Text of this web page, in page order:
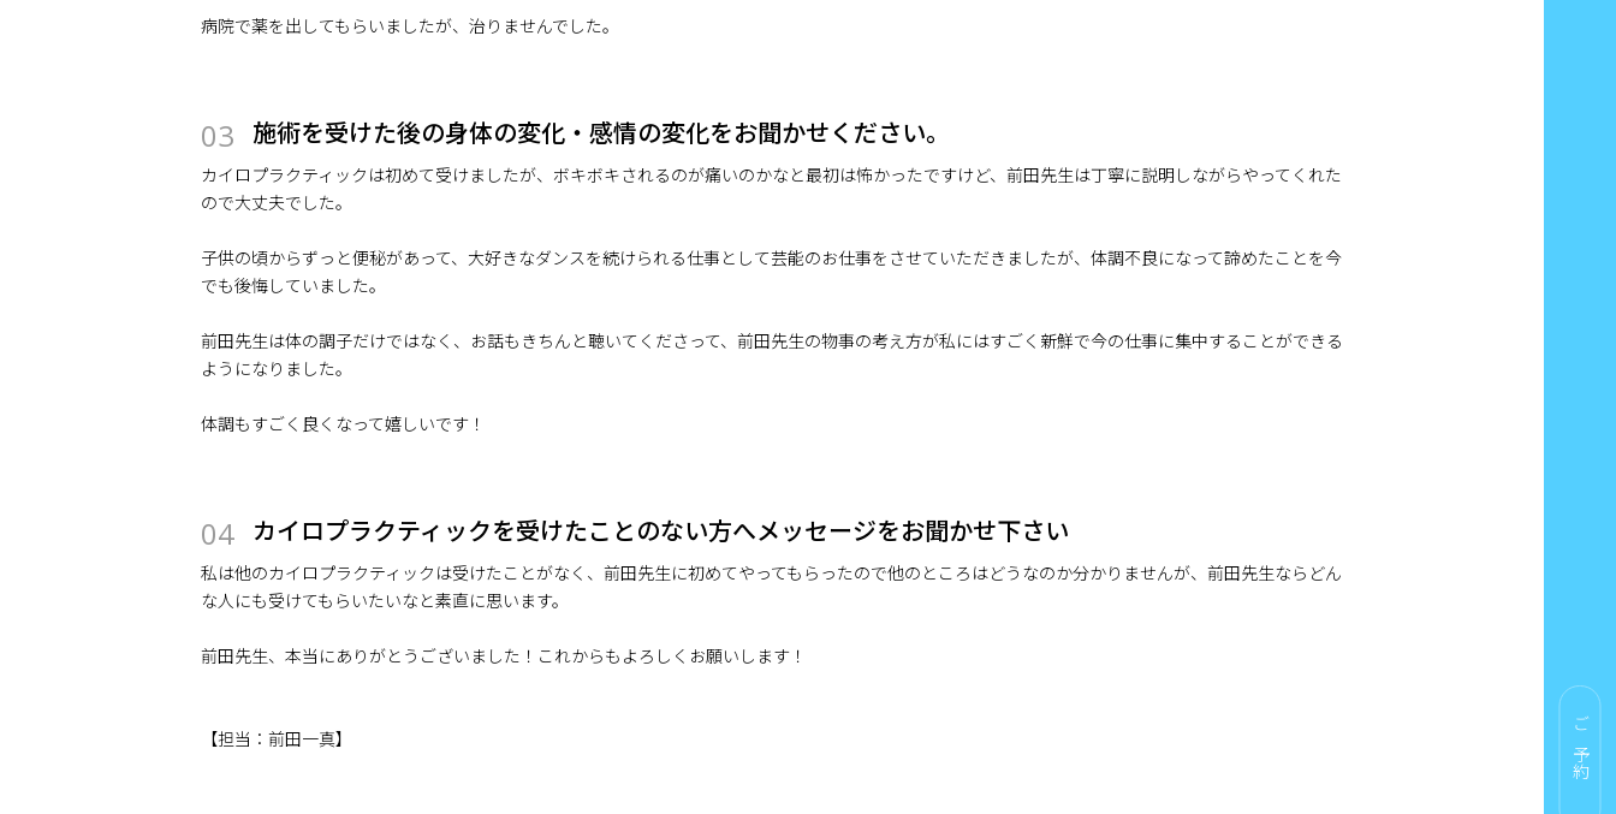
病院で薬を出してもらいましたが、治りませんでした。
03 施術を受けた後の身体の変化・感情の変化をお聞かせください。
カイロプラクティックは初めて受けましたが、ボキボキされるのが痛いのかなと最初は怖かったですけど、前田先生は丁寧に説明しながらやってくれた
ので大丈夫でした。
子供の頃からずっと便秘があって、大好きなダンスを続けられる仕事として芸能のお仕事をさせていただきましたが、体調不良になって諦めたことを今
でも後悔していました。
前田先生は体の調子だけではなく、お話もきちんと聴いてくださって、前田先生の物事の考え方が私にはすごく新鮮で今の仕事に集中することができる
ようになりました。
体調もすごく良くなって嬉しいです！
04 カイロプラクティックを受けたことのない方へメッセージをお聞かせ下さい
私は他のカイロプラクティックは受けたことがなく、前田先生に初めてやってもらったので他のところはどうなのか分かりませんが、前田先生ならどん
な人にも受けてもらいたいなと素直に思います。
前田先生、本当にありがとうございました！これからもよろしくお願いします！
【担当：前田一真】 ご予約